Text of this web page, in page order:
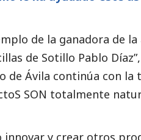
de la ganadora de
de Sotillo Pablo
de Ávila continúa con
SON totalmente
innovar y crear otros